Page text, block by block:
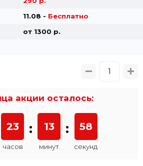
11.08 - Бесплатно
от 1300 p.
акции осталось:
23
часов
: 13
минут
: 58
секунд